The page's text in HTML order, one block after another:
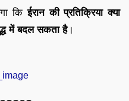
किईरान की प्रतिक्रिया क्या
में बदल सकता है।